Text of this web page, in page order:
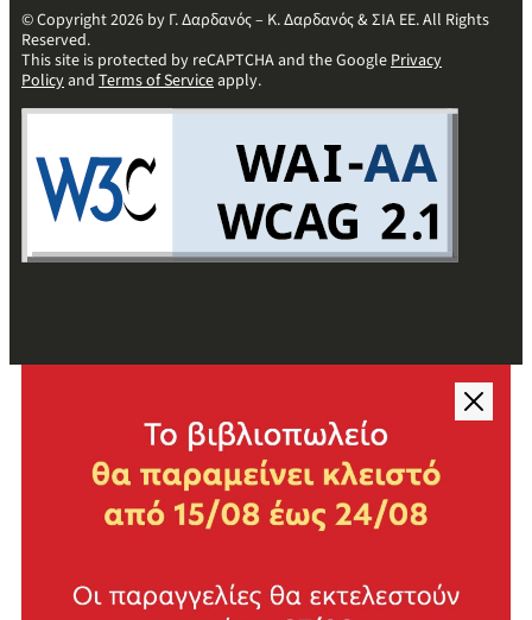
© Copyright 2026 by Γ. Δαρδανός – Κ. Δαρδανός & ΣΙΑ ΕΕ. All Rights
Reserved.
This site is protected by reCAPTCHA and the GooglePrivacy
Policyand Terms of Serviceapply.